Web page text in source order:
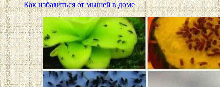
Как избавиться от мышей в доме